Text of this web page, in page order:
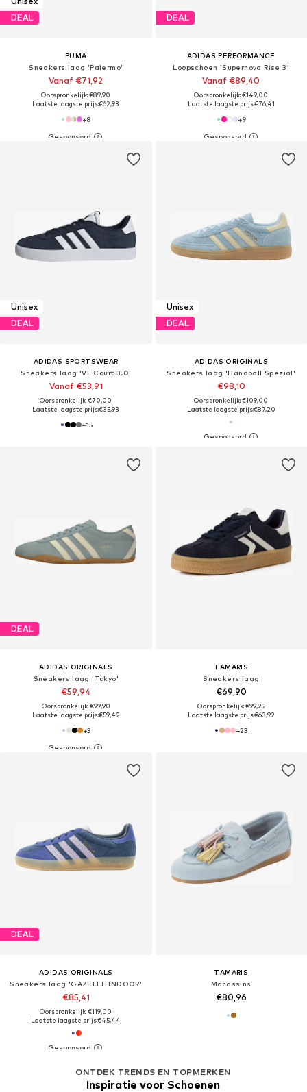
DEAL
PUMA
Sneakers laag 'Palermo'
Vanaf €71,92
Oorspronkelijk: €89,90
Laatste laagste prijs:€62,93
+8
DEAL
ADIDAS PERFORMANCE
Loopschoen 'Supernova Rise 3'
Vanaf €89,40
Oorspronkelijk: €149,00
Laatste laagste prijs:€76,41
+9
Unisex
DEAL
ADIDAS SPORTSWEAR
Sneakers laag 'VL Court 3.0'
Vanaf €53,91
Oorspronkelijk: €70,00
Laatste laagste prijs:€35,93
+15
Unisex
DEAL
ADIDAS ORIGINALS
Sneakers laag 'Handball Spezial'
€98,10
Oorspronkelijk: €109,00
Laatste laagste prijs:€87,20
DEAL
ADIDAS ORIGINALS
Sneakers laag 'Tokyo'
€59,94
Oorspronkelijk: €99,90
Laatste laagste prijs:€59,42
+3
TAMARIS
Sneakers laag
€69,90
Oorspronkelijk: €99,95
Laatste laagste prijs:€63,92
+23
DEAL
ADIDAS ORIGINALS
Sneakers laag 'GAZELLE INDOOR'
€85,41
Oorspronkelijk: €119,00
Laatste laagste prijs:€45,44
TAMARIS
Mocassins
€80,96
ONTDEK TRENDS EN TOPMERKEN
Inspiratie voor Schoenen